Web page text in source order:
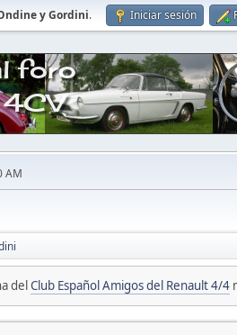
y Gordini. Iniciar sesión
AM
delClub Español Amigos del Renault 4/4